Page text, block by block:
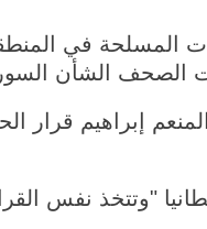
المسلحة في
الصحف الشأن
إبراهيم
"وتتخذ نفس